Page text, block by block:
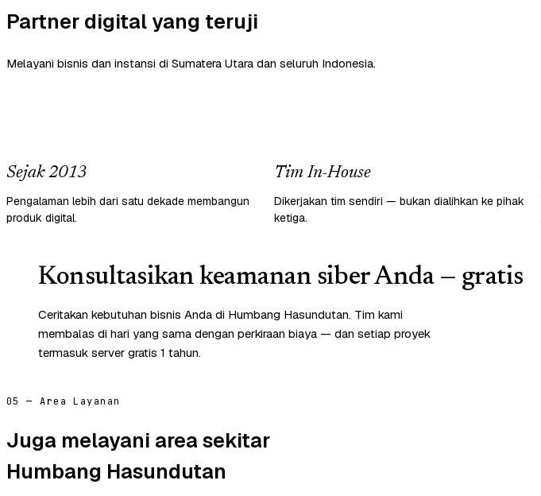
Partner digital yang teruji
Melayani bisnis dan instansi di Sumatera Utara dan seluruh Indonesia.
Sejak 2013
Pengalaman lebih dari satu dekade membangun
produk digital.
Tim In-House
Dikerjakan tim sendiri — bukan dialihkan ke pihak
ketiga.
Konsultasikan keamanan siber Anda — gratis
Ceritakan kebutuhan bisnis Anda di Humbang Hasundutan. Tim kami
membalas di hari yang sama dengan perkiraan biaya — dan setiap proyek
termasuk server gratis 1 tahun.
05 — Area Layanan
Juga melayani area sekitar
Humbang Hasundutan